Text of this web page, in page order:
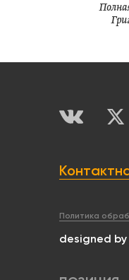
Политика
designed by